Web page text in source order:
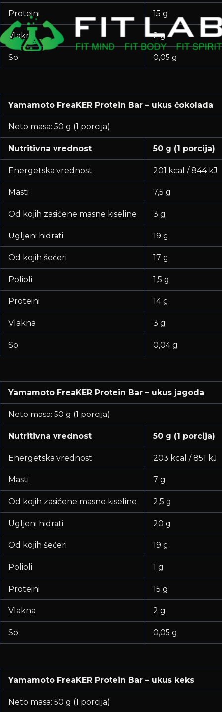
Proteini 15 g
Vlakna 2 g
So 0,05 g
Yamamoto FreaKER Protein Bar – ukus čokolada
Neto masa: 50 g (1 porcija)
Nutritivna vrednost 50 g (1 porcija)
Energetska vrednost 201 kcal / 844 kJ
Masti 7,5 g
Od kojih zasićene masne kiseline 3 g
Ugljeni hidrati 19 g
Od kojih šećeri 17 g
Polioli 1,5 g
Proteini 14 g
Vlakna 3 g
So 0,04 g
Yamamoto FreaKER Protein Bar – ukus jagoda
Neto masa: 50 g (1 porcija)
Nutritivna vrednost 50 g (1 porcija)
Energetska vrednost 203 kcal / 851 kJ
Masti 7 g
Od kojih zasićene masne kiseline 2,5 g
Ugljeni hidrati 20 g
Od kojih šećeri 19 g
Polioli 1 g
Proteini 15 g
Vlakna 2 g
So 0,05 g
Yamamoto FreaKER Protein Bar – ukus keks
Neto masa: 50 g (1 porcija)